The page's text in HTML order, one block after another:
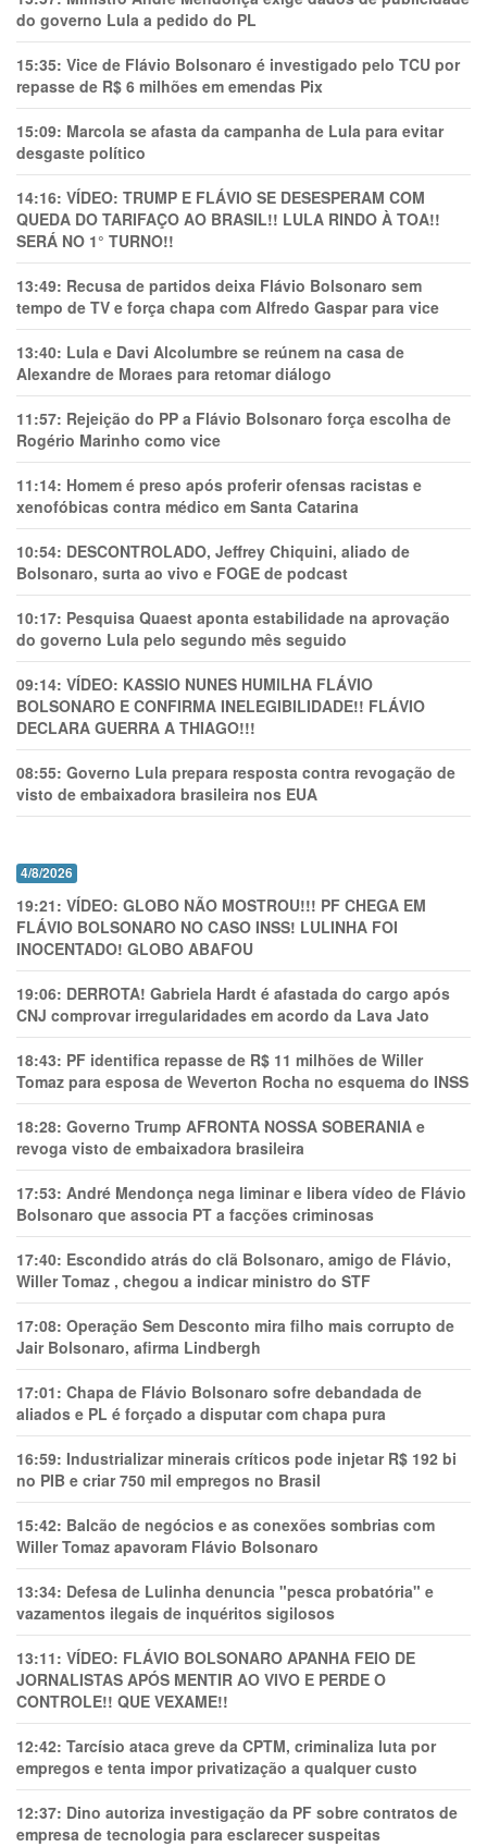
do governo Lula a pedido do PL
15:35: Vice de Flávio Bolsonaro é investigado pelo TCU por
repasse de R$ 6 milhões em emendas Pix
15:09: Marcola se afasta da campanha de Lula para evitar
desgaste político
14:16: VÍDEO: TRUMP E FLÁVIO SE DESESPERAM COM
QUEDA DO TARIFAÇO AO BRASIL!! LULA RINDO À TOA!!
SERÁ NO 1° TURNO!!
13:49: Recusa de partidos deixa Flávio Bolsonaro sem
tempo de TV e força chapa com Alfredo Gaspar para vice
13:40: Lula e Davi Alcolumbre se reúnem na casa de
Alexandre de Moraes para retomar diálogo
11:57: Rejeição do PP a Flávio Bolsonaro força escolha de
Rogério Marinho como vice
11:14: Homem é preso após proferir ofensas racistas e
xenofóbicas contra médico em Santa Catarina
10:54: DESCONTROLADO, Jeffrey Chiquini, aliado de
Bolsonaro, surta ao vivo e FOGE de podcast
10:17: Pesquisa Quaest aponta estabilidade na aprovação
do governo Lula pelo segundo mês seguido
09:14: VÍDEO: KASSIO NUNES HUMlLHA FLÁVIO
BOLSONARO E CONFIRMA INELEGIBILIDADE!! FLÁVIO
DECLARA GUERRA A THIAGO!!!
08:55: Governo Lula prepara resposta contra revogação de
visto de embaixadora brasileira nos EUA
4/8/2026
19:21: VÍDEO: GLOBO NÃO MOSTROU!!! PF CHEGA EM
FLÁVIO BOLSONARO NO CASO INSS! LULINHA FOI
INOCENTADO! GLOBO ABAFOU
19:06: DERROTA! Gabriela Hardt é afastada do cargo após
CNJ comprovar irregularidades em acordo da Lava Jato
18:43: PF identifica repasse de R$ 11 milhões de Willer
Tomaz para esposa de Weverton Rocha no esquema do INSS
18:28: Governo Trump AFRONTA NOSSA SOBERANIA e
revoga visto de embaixadora brasileira
17:53: André Mendonça nega liminar e libera vídeo de Flávio
Bolsonaro que associa PT a facções criminosas
17:40: Escondido atrás do clã Bolsonaro, amigo de Flávio,
Willer Tomaz , chegou a indicar ministro do STF
17:08: Operação Sem Desconto mira filho mais corrupto de
Jair Bolsonaro, afirma Lindbergh
17:01: Chapa de Flávio Bolsonaro sofre debandada de
aliados e PL é forçado a disputar com chapa pura
16:59: Industrializar minerais críticos pode injetar R$ 192 bi
no PIB e criar 750 mil empregos no Brasil
15:42: Balcão de negócios e as conexões sombrias com
Willer Tomaz apavoram Flávio Bolsonaro
13:34: Defesa de Lulinha denuncia "pesca probatória" e
vazamentos ilegais de inquéritos sigilosos
13:11: VÍDEO: FLÁVIO BOLSONARO APANHA FEIO DE
JORNALISTAS APÓS MENTIR AO VIVO E PERDE O
CONTROLE!! QUE VEXAME!!
12:42: Tarcísio ataca greve da CPTM, criminaliza luta por
empregos e tenta impor privatização a qualquer custo
12:37: Dino autoriza investigação da PF sobre contratos de
empresa de tecnologia para esclarecer suspeitas